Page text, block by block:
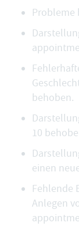
Probleme
behoben.
10
einen
Fehlende
Anlegen